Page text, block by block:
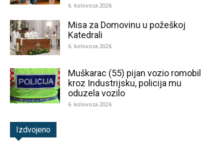
6. kolovoza 2026.
Misa za Domovinu u požeškoj
Katedrali
6. kolovoza 2026.
Muškarac (55) pijan vozio romobil
kroz Industrijsku, policija mu
oduzela vozilo
6. kolovoza 2026.
Izdvojeno